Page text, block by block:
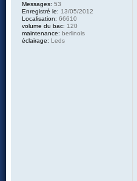
Messages: 53
Enregistré le: 13/05/2012
Localisation: 66610
volume du bac: 120
maintenance: berlinois
éclairage: Leds